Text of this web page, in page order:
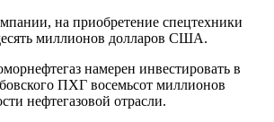
на приобретение спецтехники
миллионов долларов США.
намерен инвестировать в
ПХГ восемьсот миллионов
нефтегазовой отрасли.